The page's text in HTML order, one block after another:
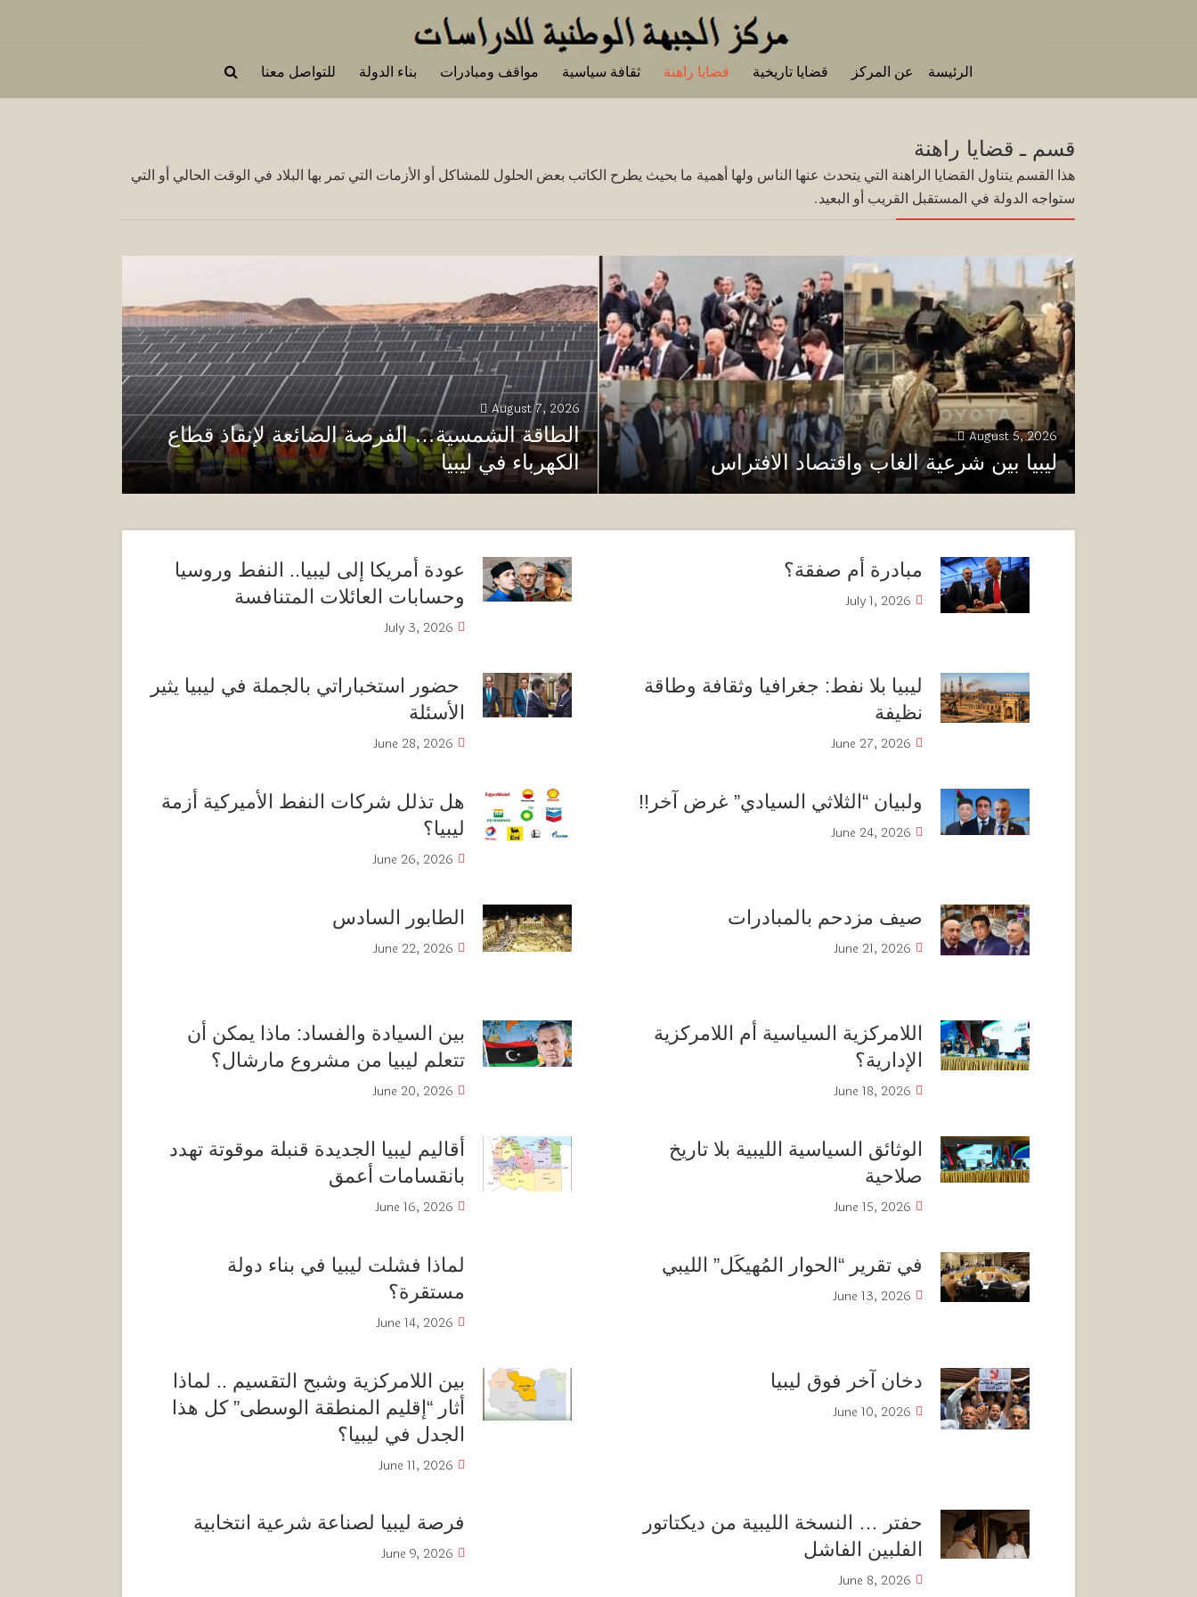
الرئيسة عن المركز قضايا تاريخية قضايا راهنة ثقافة سياسية مواقف ومبادرات بناء الدولة للتواصل معنا
قسم ـ قضايا راهنة
هذا القسم يتناول القضايا الراهنة التي يتحدث عنها الناس ولها أهمية ما بحيث يطرح الكاتب بعض الحلول للمشاكل أو الأزمات التي تمر بها البلاد في الوقت الحالي أو التي
ستواجه الدولة في المستقبل القريب أو البعيد.
August 7, 2026
الطاقة الشمسية… الفرصة الضائعة لإنقاذ قطاع
الكهرباء في ليبيا
August 5, 2026
ليبيا بين شرعية الغاب واقتصاد الافتراس
عودة أمريكا إلى ليبيا.. النفط وروسيا
وحسابات العائلات المتنافسة
July 3, 2026
مبادرة أم صفقة؟
July 1, 2026
حضور استخباراتي بالجملة في ليبيا يثير
الأسئلة
June 28, 2026
ليبيا بلا نفط: جغرافيا وثقافة وطاقة
نظيفة
June 27, 2026
هل تذلل شركات النفط الأميركية أزمة
ليبيا؟
June 26, 2026
ولبيان “الثلاثي السيادي” غرض آخر!!
June 24, 2026
الطابور السادس
June 22, 2026
صيف مزدحم بالمبادرات
June 21, 2026
بين السيادة والفساد: ماذا يمكن أن
تتعلم ليبيا من مشروع مارشال؟
June 20, 2026
اللامركزية السياسية أم اللامركزية
الإدارية؟
June 18, 2026
أقاليم ليبيا الجديدة قنبلة موقوتة تهدد
بانقسامات أعمق
June 16, 2026
الوثائق السياسية الليبية بلا تاريخ
صلاحية
June 15, 2026
لماذا فشلت ليبيا في بناء دولة
مستقرة؟
June 14, 2026
في تقرير “الحوار المُهيكَل” الليبي
June 13, 2026
بين اللامركزية وشبح التقسيم .. لماذا
أثار “إقليم المنطقة الوسطى” كل هذا
الجدل في ليبيا؟
June 11, 2026
دخان آخر فوق ليبيا
June 10, 2026
فرصة ليبيا لصناعة شرعية انتخابية
June 9, 2026
حفتر … النسخة الليبية من ديكتاتور
الفلبين الفاشل
June 8, 2026